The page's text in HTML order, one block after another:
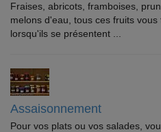
Fraises, abricots, framboises,
melons d'eau, tous ces fruits
lorsqu'ils se présentent ...
Assaisonnement
Pour vos plats ou vos salades,